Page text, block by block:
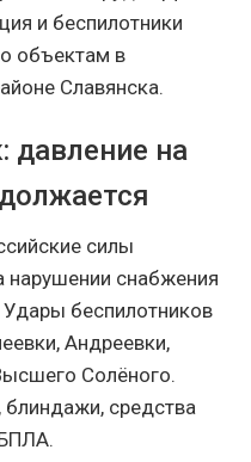
и беспилотники
объектам в
Славянска.
давление на
силы
нарушении снабжения
Удары беспилотников
Андреевки,
Солёного.
средства